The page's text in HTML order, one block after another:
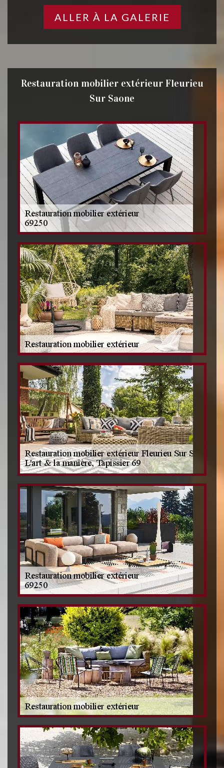
ALLER À LA GALERIE
Restauration mobilier extérieur Fleurieu
Sur Saone